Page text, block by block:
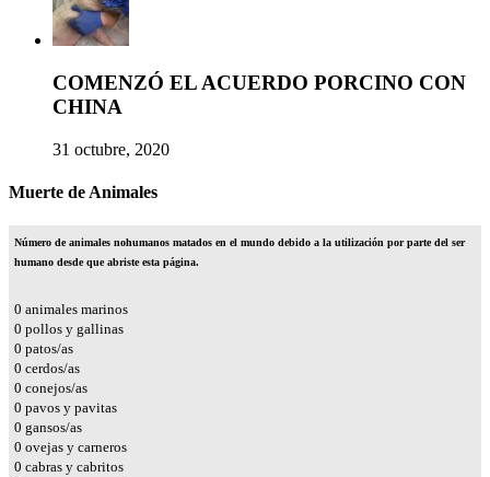
COMENZÓ EL ACUERDO PORCINO CON
CHINA
31 octubre, 2020
Muerte de Animales
Número de animales nohumanos matados en el mundo debido a la utilización por parte del ser
humano desde que abriste esta página.
0 animales marinos
0 pollos y gallinas
0 patos/as
0 cerdos/as
0 conejos/as
0 pavos y pavitas
0 gansos/as
0 ovejas y carneros
0 cabras y cabritos